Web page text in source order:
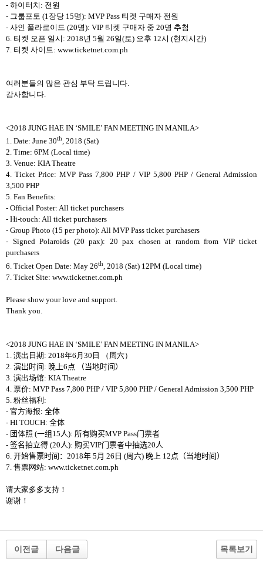
- 하이터치 : 전원
- 그룹포토 (1장당 15명): MVP Pass 티켓 구매자 전원
- 사인 폴라로이드 (20명): VIP 티켓 구매자 중 20명 추첨
6. 티켓 오픈 일시 : 2018년 5월 26일(토) 오후 12시 (현지시간)
7. 티켓 사이트: www.ticketnet.com.ph
여러분들의 많은 관심 부탁 드립니다.
감사합니다.
<2018 JUNG HAE IN ‘SMILE’ FAN MEETING IN MANILA>
1. Date: June 30th, 2018 (Sat)
2. Time: 6PM (Local time)
3. Venue: KIA Theatre
4. Ticket Price: MVP Pass 7,800 PHP / VIP 5,800 PHP / General Admission
3,500 PHP
5. Fan Benefits:
- Official Poster: All ticket purchasers
- Hi-touch: All ticket purchasers
- Group Photo (15 per photo): All MVP Pass ticket purchasers
- Signed Polaroids (20 pax): 20 pax chosen at random from VIP ticket
purchasers
6. Ticket Open Date: May 26th , 2018 (Sat) 12PM (Local time)
7. Ticket Site: www.ticketnet.com.ph
Please show your love and support.
Thank you.
<2018 JUNG HAE IN ‘SMILE’ FAN MEETING IN MANILA>
1. 演出日期: 2018年6 月30 日 （周六）
2. 演出时间: 晚 上6 点 （当地时间）
3. 演出场馆: KIA Theatre
4. 票价: MVP Pass 7,800 PHP / VIP 5,800 PHP / General Admission 3,500 PHP
5. 粉丝福利:
- 官方海报: 全体
- HI TOUCH: 全体
- 团体照 (一组15 人): 所有购买MVP Pass门票者
- 签名拍立得 (20 人): 购买VIP门票者中抽选20 人
6. 开始售票时间 ： 2018年 5 月 26 日 (周六) 晚 上 12 点（当地时间）
7. 售票网站: www.ticketnet.com.ph
请大家多多支持！
谢谢 ！
이전글 다음글 목록보기